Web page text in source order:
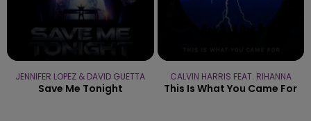
JENNIFER LOPEZ & DAVID GUETTA
Save Me Tonight
CALVIN HARRIS FEAT. RIHANNA
This Is What You Came For